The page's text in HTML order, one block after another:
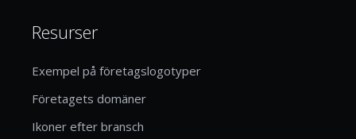
Resurser
Exempel på företagslogotyper
Företagets domäner
Ikoner efter bransch